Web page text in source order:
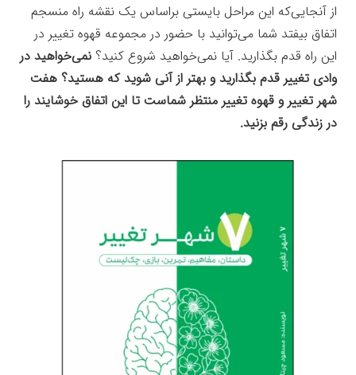
از آنجایی‌که این مراحل بایستی براساس یک نقشه راه منسجم
اتفاق بیفتد شما می‌توانید با حضور در مجموعه قهوه تغییر در
این راه قدم بگذارید. آیا نمی‌خواهید شروع کنید؟ نمی‌خواهید در
وادی تغییر قدم بگذارید و بهتر از آنی شوید که هستید؟ هفت
شهر تغییر و قهوه تغییر منتظر شماست تا این اتفاق خوشایند را
در زندگی رقم بزنید.